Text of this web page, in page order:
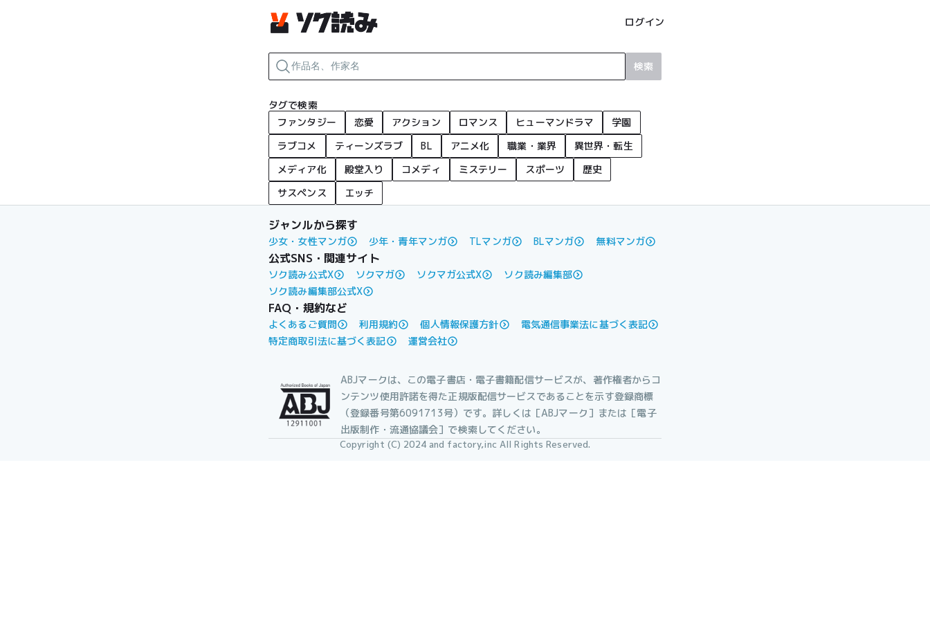
ログイン
検索
タグで検索
ファンタジー
恋愛 アクション ロマンス ヒューマンドラマ
学園
ラブコメ
ティーンズラブ BL アニメ化 職業・業界
異世界・転生
メディア化
殿堂入り コメディ ミステリー スポーツ
歴史
サスペンス
エッチ
ジャンルから探す
少女・女性マンガ 少年・青年マンガ TLマンガ BLマンガ 無料マンガ
公式SNS・関連サイト
ソク読み公式X ソクマガ ソクマガ公式X
ソク読み編集部
ソク読み編集部公式X
FAQ・規約など
よくあるご質問 利用規約 個人情報保護方針
電気通信事業法に基づく表記
特定商取引法に基づく表記
運営会社
ABJマークは、この電子書店・電子書籍配信サービスが、著作権者からコ
ンテンツ使用許諾を得た正規版配信サービスであることを示す登録商標
（登録番号第6091713号）です。詳しくは［ABJマーク］または［電子
出版制作・流通協議会］で検索してください。
Copyright (C) 2024 and factory,inc All Rights Reserved.